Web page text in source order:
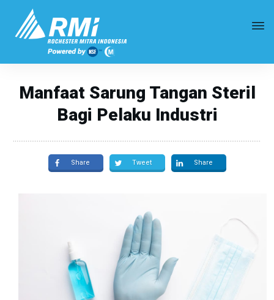
Manfaat Sarung Tangan Steril
Bagi Pelaku Industri
Share Tweet Share